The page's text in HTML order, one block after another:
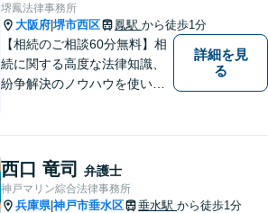
堺鳳法律事務所
大阪府 堺市西区 鳳駅 から徒歩1分
【相続のご相談60分無料】相
続に関する高度な法律知識、
紛争解決のノウハウを使い、
確かつスピーディーに進め、
ご相談様にとって最適なご提
案ができるよう努めます。
詳細を見
る
西口 竜司 弁護士
神戸マリン綜合法律事務所
兵庫県|神戸市垂水区 垂水駅 から徒歩1分